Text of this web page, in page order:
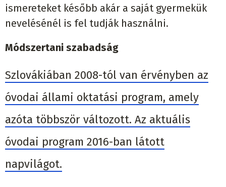
ismereteket később akár a saját gyermekük
nevelésénél is fel tudják használni.
Módszertani szabadság
Szlovákiában 2008-tól van érvényben az
óvodai állami oktatási program, amely
azóta többször változott. Az aktuális
óvodai program 2016-ban látott
napvilágot.